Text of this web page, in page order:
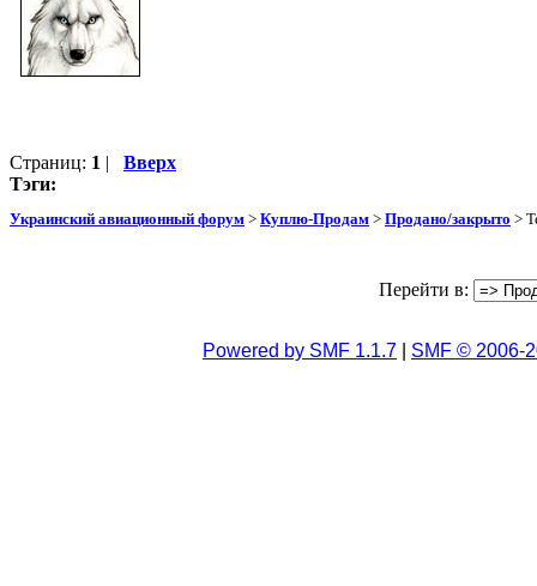
Страниц: 1 | Вверх
Тэги:
Украинский авиационный форум > Куплю-Продам > Продано/закрыто >
Перейти в:
Powered by SMF 1.1.7 SMF © 2006-